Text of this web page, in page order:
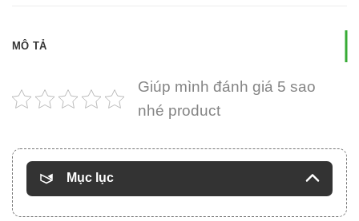
MÔ TẢ
Giúp mình đánh giá 5 sao
nhé product
Mục lục